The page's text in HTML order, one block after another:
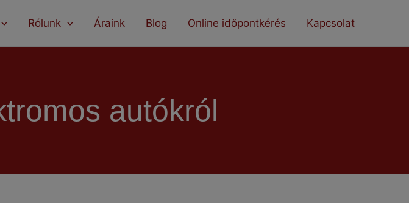
Rólunk Áraink Blog Online időpontkérés Kapcsolat
autókról